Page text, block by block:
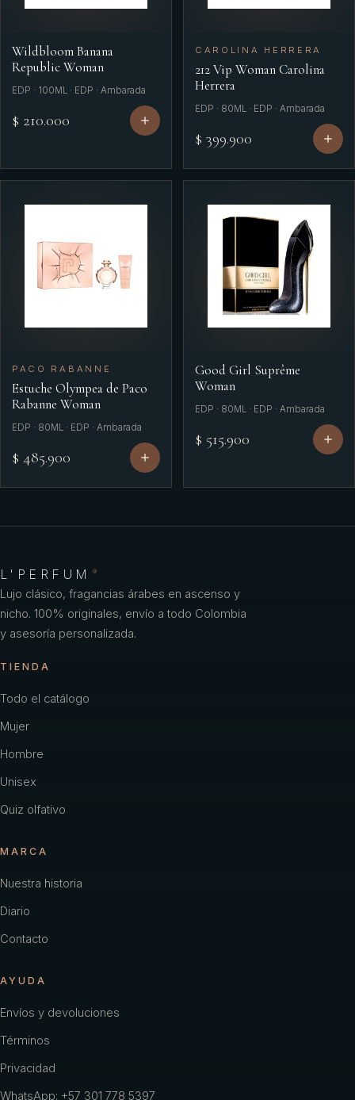
Wildbloom Banana
Republic Woman
EDP · 100ML · EDP · Ambarada
$ 210.000
CAROLINA HERRERA
212 Vip Woman Carolina
Herrera
EDP · 80ML · EDP · Ambarada
$ 399.900
PACO RABANNE
Estuche Olympea de Paco
Rabanne Woman
EDP · 80ML · EDP · Ambarada
$ 485.900
Good Girl Suprême
Woman
EDP · 80ML · EDP · Ambarada
$ 515.900
L'PERFUM ®
Lujo clásico, fragancias árabes en ascenso y
nicho. 100% originales, envío a todo Colombia
y asesoría personalizada.
TIENDA
Todo el catálogo
Mujer
Hombre
Unisex
Quiz olfativo
MARCA
Nuestra historia
Diario
Contacto
AYUDA
Envíos y devoluciones
Términos
Privacidad
WhatsApp: +57 301 778 5397